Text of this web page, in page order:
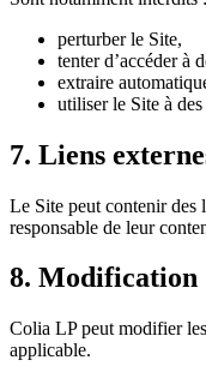
perturber le Site,
tenter d’accéder à
extraire
utiliser le Site à
7. Liens
Le Site peut contenir des
responsable de leur
8. Modification
Colia LP peut modifier
applicable.